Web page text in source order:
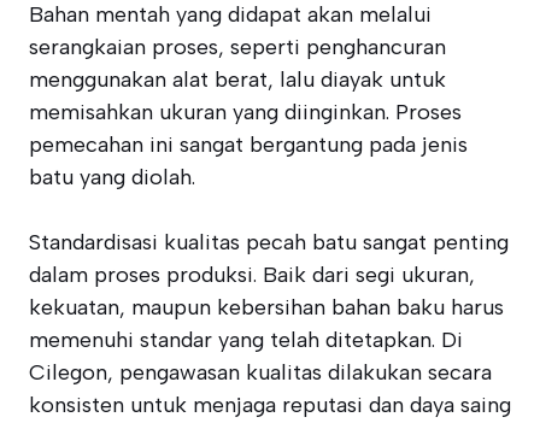
Bahan mentah yang didapat akan melalui
serangkaian proses, seperti penghancuran
menggunakan alat berat, lalu diayak untuk
memisahkan ukuran yang diinginkan. Proses
pemecahan ini sangat bergantung pada jenis
batu yang diolah.
Standardisasi kualitas pecah batu sangat penting
dalam proses produksi. Baik dari segi ukuran,
kekuatan, maupun kebersihan bahan baku harus
memenuhi standar yang telah ditetapkan. Di
Cilegon, pengawasan kualitas dilakukan secara
konsisten untuk menjaga reputasi dan daya saing